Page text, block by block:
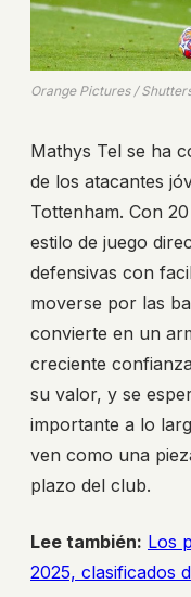
Orange Pictures /
Mathys Tel se ha
de los atacantes
Tottenham. Con
estilo de juego
defensivas con
moverse por las
convierte en un
creciente
su valor, y se
importante a lo
ven como una
plazo del club.
Lee también: Los
2025, clasificados